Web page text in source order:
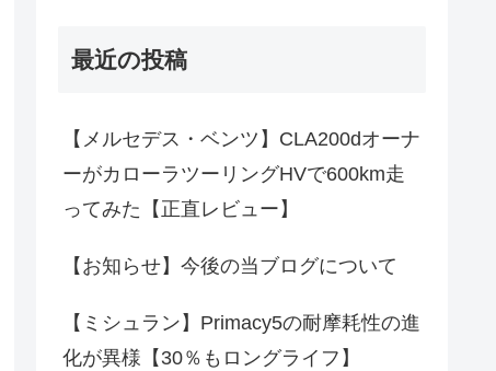
最近の投稿
【メルセデス・ベンツ】CLA200dオーナ
ーがカローラツーリングHVで600km走
ってみた【正直レビュー】
【お知らせ】今後の当ブログについて
【ミシュラン】Primacy5の耐摩耗性の進
化が異様【30％もロングライフ】